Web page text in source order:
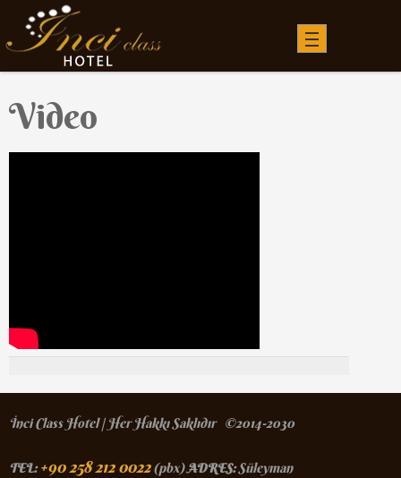
Video
İnci Class Hotel| Her Hakkı Saklıdır ©2014-2030
TEL: +90 258 212 0022(pbx)ADRES:Süleyman